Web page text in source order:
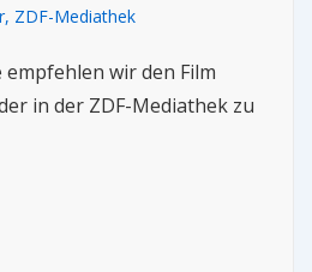
, ZDF-Mediathek
empfehlen wir den Film
in der ZDF-Mediathek zu